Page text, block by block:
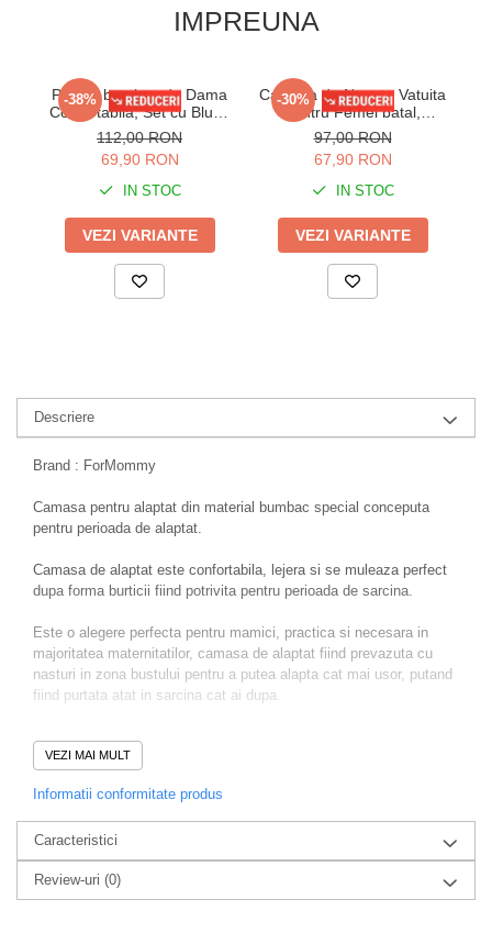
IMPREUNA
-38%
Pijama bumbac de Dama
Confortabila, Set cu Bluza
si Pantaloni lungi, batal, gri
16255
112,00 RON
69,90 RON
IN STOC
VEZI VARIANTE
-30%
Camasa de Noapte Vatuita
pentru Femei batal,
Calduroasa si Confortabila,
din Bumbac, cu Nasturi si
Imprimeu Floral 1136
97,00 RON
67,90 RON
IN STOC
VEZI VARIANTE
Descriere
Brand : ForMommy
Camasa pentru alaptat din material bumbac special conceputa
pentru perioada de alaptat.
Camasa de alaptat este confortabila, lejera si se muleaza perfect
dupa forma burticii fiind potrivita pentru perioada de sarcina.
Este o alegere perfecta pentru mamici, practica si necesara in
majoritatea maternitatilor, camasa de alaptat fiind prevazuta cu
nasturi in zona bustului pentru a putea alapta cat mai usor, putand
fiind purtata atat in sarcina cat ai dupa.
Extrem de moale si confortabil de purtat, camasa de maternitate
bebelusul tau mai placute. Imprimeul delicat, confera farmec
pijamalei si face camasa sa arate frumos si ingrijit. Fiecare tanara
mama va aprecia croiala confortabila, lejera, a camasii de
maternitate si materialul aerisit, placut la atingere. Pijamale cu
maneci scurte, cu o lungime ideala, vor fi perfecte in timpul
sarcinii, alaptarii si chiar nasterii. Croiala sa confortabila nu strange
VEZI MAI MULT
Informatii conformitate produs
Caracteristici
Review-uri (0)